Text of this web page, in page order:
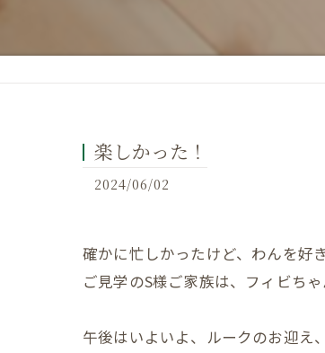
楽しかった！
2024/06/02
確かに忙しかったけど、わんを好
ご見学のS様ご家族は、フィビち
午後はいよいよ、ルークのお迎え